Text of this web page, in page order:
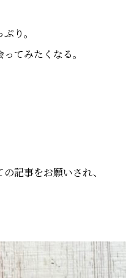
り。
てみたくなる。
記事をお願いされ、